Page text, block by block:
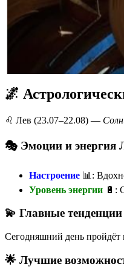
🌌
♌️ Лев (23.07–22.08) —
🎭 Эмоции и энергия
Настроение 📊:
Уровень энергии 🔋:
💫 Главные
Сегодняшний день пройдёт
🌟 Лучшие